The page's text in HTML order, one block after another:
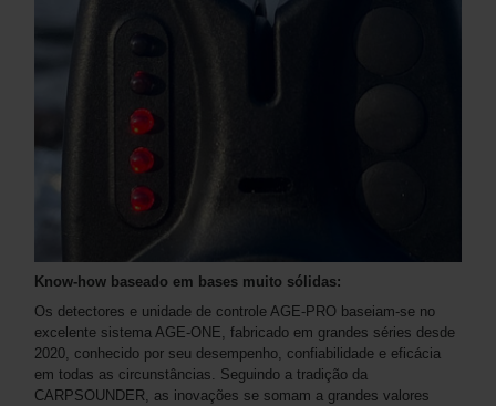
Know-how baseado em bases muito sólidas:
Os detectores e unidade de controle AGE-PRO baseiam-se no
excelente sistema AGE-ONE, fabricado em grandes séries desde
2020, conhecido por seu desempenho, confiabilidade e eficácia
em todas as circunstâncias. Seguindo a tradição da
CARPSOUNDER, as inovações se somam a grandes valores